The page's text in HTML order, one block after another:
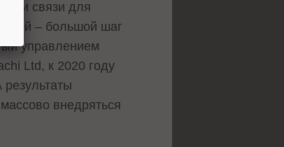
связи для
– большой шаг
управлением
Ltd, к 2020 году
внедряться